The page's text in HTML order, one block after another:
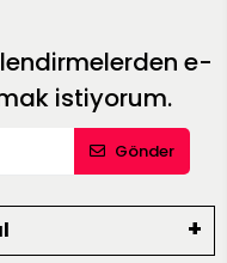
e-
istiyorum.
Gönder